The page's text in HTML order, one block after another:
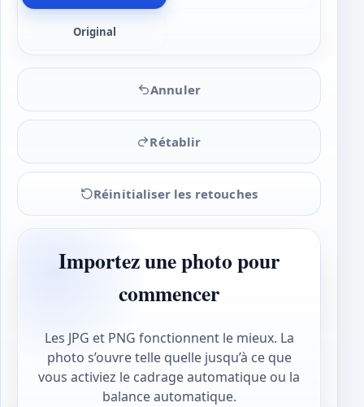
Original
Annuler
Rétablir
Réinitialiser les retouches
Importez une photo pour
commencer
Les JPG et PNG fonctionnent le mieux. La
photo s’ouvre telle quelle jusqu’à ce que
vous activiez le cadrage automatique ou la
balance automatique.